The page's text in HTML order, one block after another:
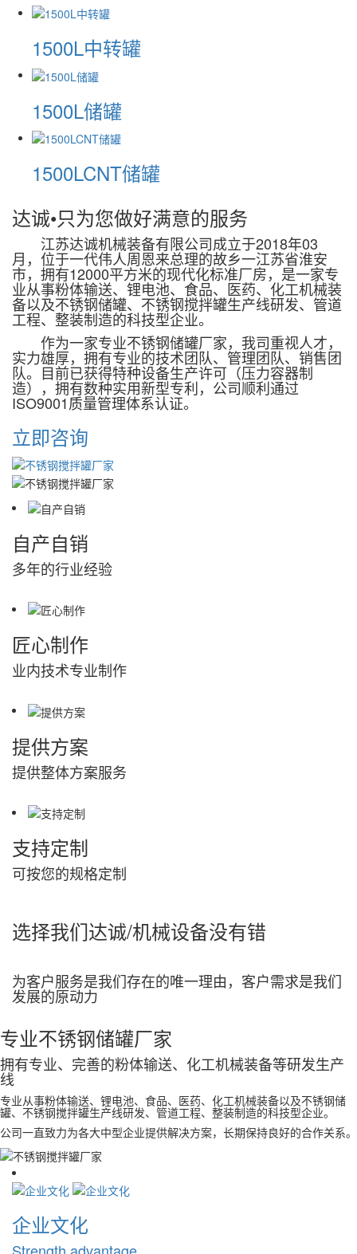
1500L中转罐
1500L储罐
1500LCNT储罐
达诚•只为您做好满意的服务
江苏达诚机械装备有限公司成立于2018年03
月，位于一代伟人周恩来总理的故乡一江苏省淮安
市，拥有12000平方米的现代化标准厂房，是一家专
业从事粉体输送、锂电池、食品、医药、化工机械装
备以及不锈钢储罐、不锈钢搅拌罐生产线研发、管道
工程、整装制造的科技型企业。
作为一家专业不锈钢储罐厂家，我司重视人才，
实力雄厚，拥有专业的技术团队、管理团队、销售团
队。目前已获得特种设备生产许可（压力容器制
造），拥有数种实用新型专利，公司顺利通过
ISO9001质量管理体系认证。
立即咨询
自产自销
多年的行业经验
匠心制作
业内技术专业制作
提供方案
提供整体方案服务
支持定制
可按您的规格定制
选择我们达诚/机械设备没有错
为客户服务是我们存在的唯一理由，客户需求是我们
发展的原动力
专业不锈钢储罐厂家
拥有专业、完善的粉体输送、化工机械装备等研发生产
线
专业从事粉体输送、锂电池、食品、医药、化工机械装备以及不锈钢储
罐、不锈钢搅拌罐生产线研发、管道工程、整装制造的科技型企业。
公司一直致力为各大中型企业提供解决方案，长期保持良好的合作关系。
企业文化
Strength advantage